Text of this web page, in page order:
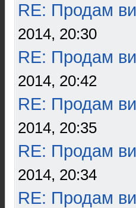
RE: Продам
2014, 20:30
RE: Продам
2014, 20:42
RE: Продам
2014, 20:35
RE: Продам
2014, 20:34
RE: Продам